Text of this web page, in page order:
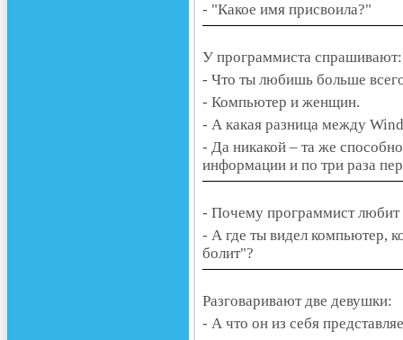
- "Какое имя присвоила?"
У программиста спрашивают:
- Что ты любишь больше
- Компьютер и женщин.
- А какая разница между
- Да никакой – та же
информации и по три раза
- Почему программист
- А где ты видел компьютер,
болит"?
Разговаривают две девушки:
- А что он из себя